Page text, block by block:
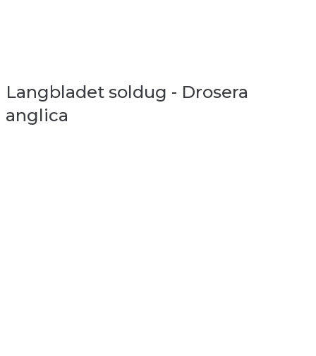
Langbladet soldug - Drosera
anglica